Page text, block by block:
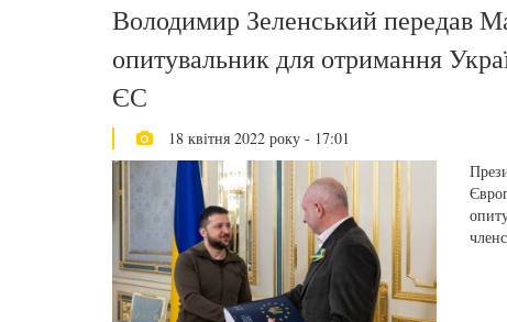
Володимир Зеленський передав
опитувальник для отримання
ЄС
18 квітня 2022 року - 17:01